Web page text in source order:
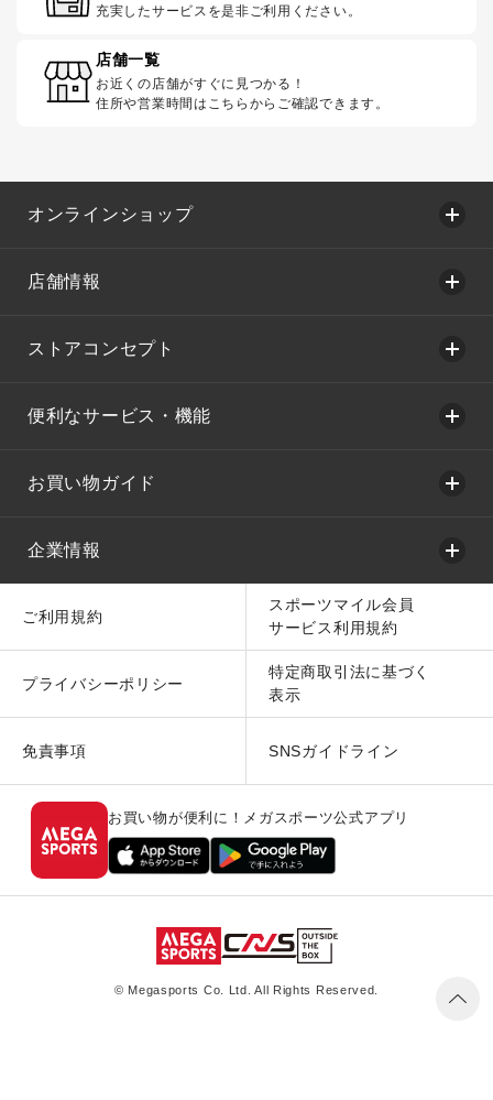
充実したサービスを是非ご利用ください。
店舗一覧
お近くの店舗がすぐに見つかる！
住所や営業時間はこちらからご確認できます。
オンラインショップ
店舗情報
ストアコンセプト
便利なサービス・機能
お買い物ガイド
企業情報
ご利用規約
スポーツマイル会員
サービス利用規約
プライバシーポリシー
特定商取引法に基づく
表示
免責事項 SNSガイドライン
お買い物が便利に！メガスポーツ公式アプリ
© Megasports Co. Ltd. All Rights Reserved.